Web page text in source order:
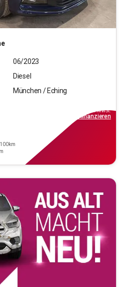
06/2023
Diesel
München / Eching
inkl.MwSt.
finanzieren